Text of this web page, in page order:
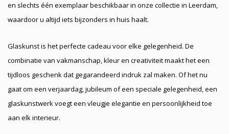
en slechts één exemplaar beschikbaar in onze collectie in Leerdam,
waardoor u altijd iets bijzonders in huis haalt.
Glaskunst is het perfecte cadeau voor elke gelegenheid. De
combinatie van vakmanschap, kleur en creativiteit maakt het een
tijdloos geschenk dat gegarandeerd indruk zal maken. Of het nu
gaat om een verjaardag, jubileum of een speciale gelegenheid, een
glaskunstwerk voegt een vleugje elegantie en persoonlijkheid toe
aan elk interieur.